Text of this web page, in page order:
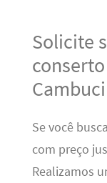
Solicite
Se você
com preço
Realizamos